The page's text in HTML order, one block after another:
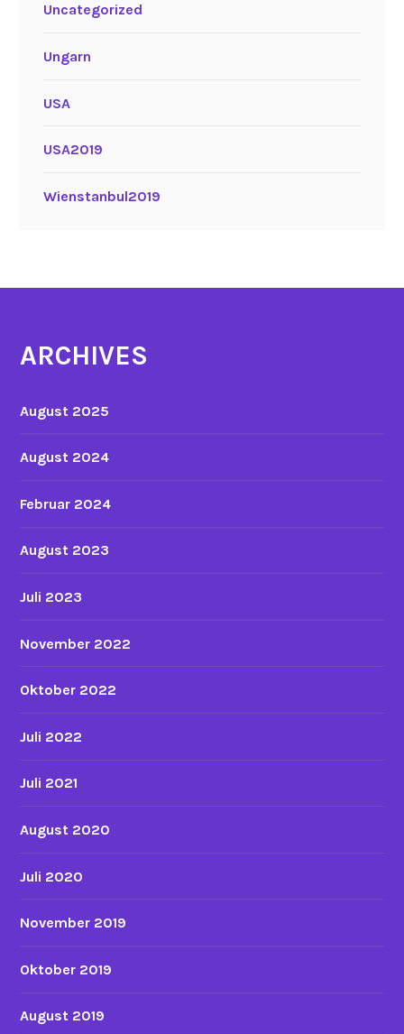
Uncategorized
Ungarn
USA
USA2019
Wienstanbul2019
ARCHIVES
August 2025
August 2024
Februar 2024
August 2023
Juli 2023
November 2022
Oktober 2022
Juli 2022
Juli 2021
August 2020
Juli 2020
November 2019
Oktober 2019
August 2019